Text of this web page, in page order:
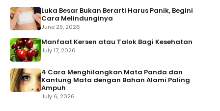
Luka Besar Bukan Berarti Harus Panik, Begini
Cara Melindunginya
June 29, 2026
Manfaat Kersen atau Talok Bagi Kesehatan
July 17, 2026
4 Cara Menghilangkan Mata Panda dan
Kantung Mata dengan Bahan Alami Paling
Ampuh
July 6, 2026